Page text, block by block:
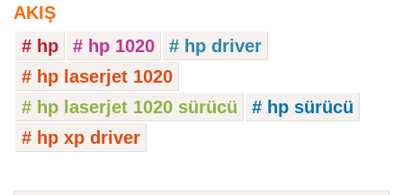
AKIŞ
# hp
# hp 1020
# hp driver
# hp laserjet 1020
# hp laserjet 1020 sürücü
# hp sürücü
# hp xp driver